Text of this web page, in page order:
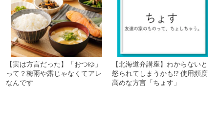
【実は方言だった】「おつゆ」
って？梅雨や露じゃなくてアレ
なんです
【北海道弁講座】わからないと
怒られてしまうかも!? 使用頻度
高めな方言「ちょす」